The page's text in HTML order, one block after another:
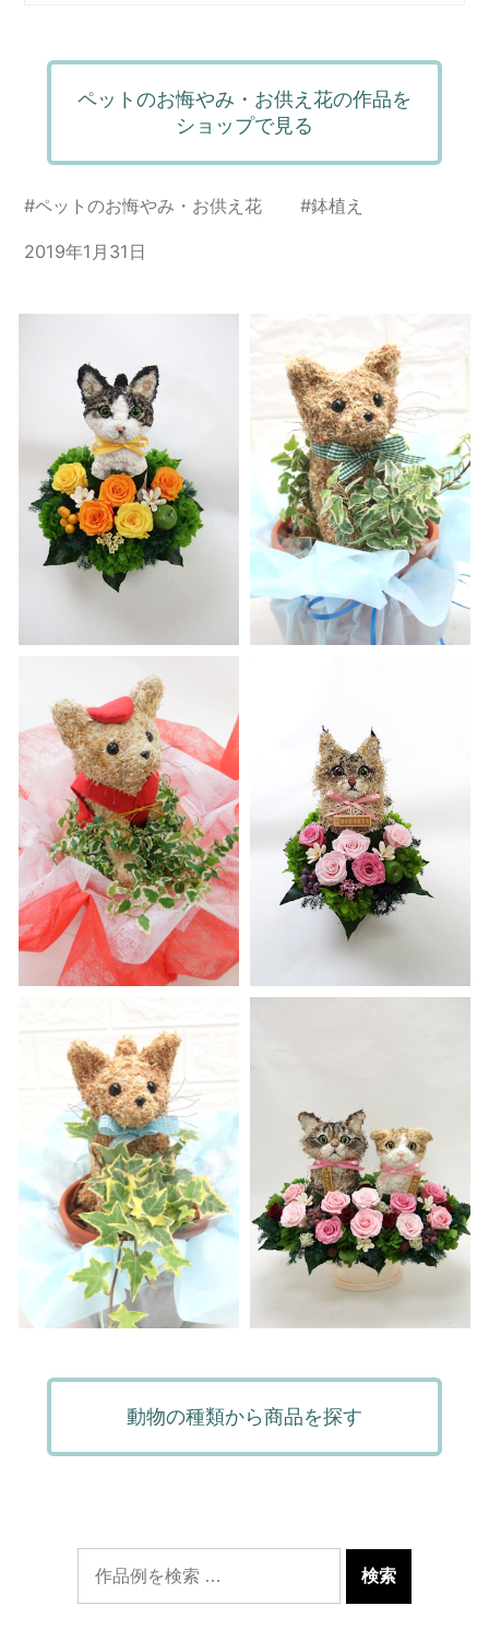
ペットのお悔やみ・お供え花の作品を
ショップで見る
#ペットのお悔やみ・お供え花 #鉢植え
2019年1月31日
動物の種類から商品を探す